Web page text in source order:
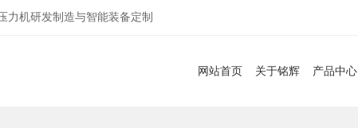
力机研发制造与智能装备定制
网站首页 关于铭辉 产品中心